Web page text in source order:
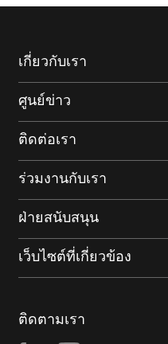
เกี่ยวกับเรา
ศูนย์ข่าว
ติดต่อเรา
ร่วมงานกับเรา
ฝ่ายสนับสนุน
เว็บไซต์ที่เกี่ยวข้อง
ติดตามเรา